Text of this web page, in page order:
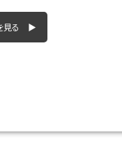
を見る ▶